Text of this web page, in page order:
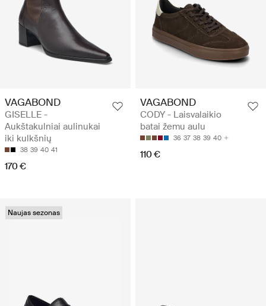
VAGABOND
GISELLE -
Aukštakulniai aulinukai
iki kulkšnių
38 39 40 41
170 €
VAGABOND
CODY - Laisvalaikio
batai žemu aulu
36 37 38 39 40
110 €
Naujas sezonas